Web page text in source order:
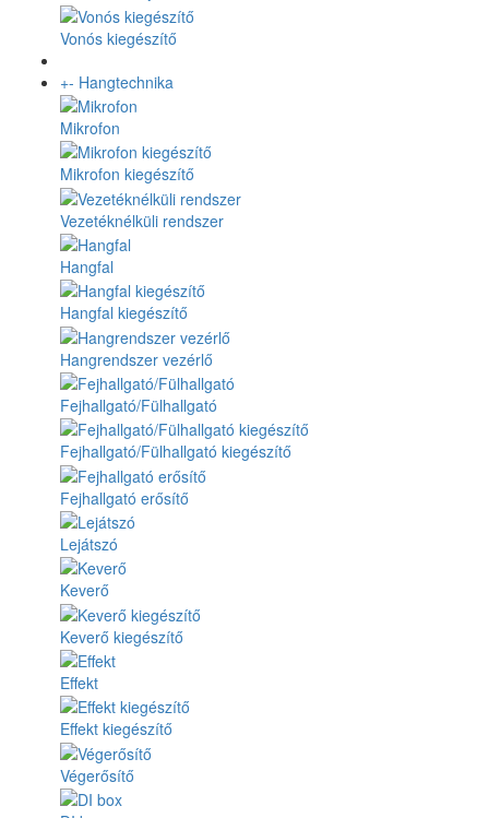
Vonós kiegészítő
+- Hangtechnika
Mikrofon
Mikrofon kiegészítő
Vezetéknélküli rendszer
Hangfal
Hangfal kiegészítő
Hangrendszer vezérlő
Fejhallgató/Fülhallgató
Fejhallgató/Fülhallgató kiegészítő
Fejhallgató erősítő
Lejátszó
Keverő
Keverő kiegészítő
Effekt
Effekt kiegészítő
Végerősítő